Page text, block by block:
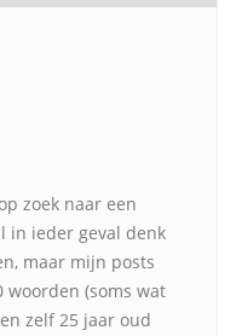
zoek naar een
in ieder geval denk
maar mijn posts
woorden (soms wat
zelf 25 jaar oud